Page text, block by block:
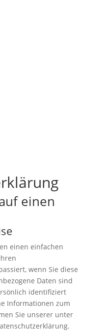
einen
einen einfachen
wenn Sie diese
Daten sind
identifiziert
Informationen zum
Sie unserer unter